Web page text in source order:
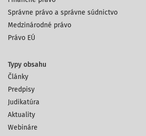
Správne právo a správne súdnictvo
Medzinárodné právo
Právo EÚ
Typy obsahu
Články
Predpisy
Judikatúra
Aktuality
Webináre